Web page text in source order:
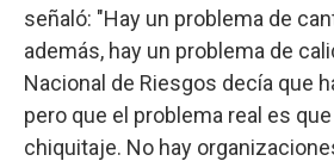
señaló: "Hay un problema de
además, hay un problema de
Nacional de Riesgos decía que
pero que el problema real es
chiquitaje. No hay